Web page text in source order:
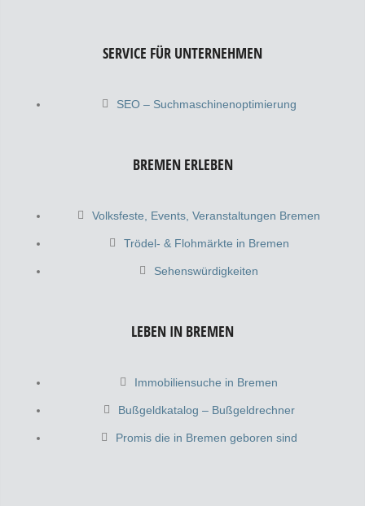
SERVICE FÜR UNTERNEHMEN
SEO – Suchmaschinenoptimierung
BREMEN ERLEBEN
Volksfeste, Events, Veranstaltungen Bremen
Trödel- & Flohmärkte in Bremen
Sehenswürdigkeiten
LEBEN IN BREMEN
Immobiliensuche in Bremen
Bußgeldkatalog – Bußgeldrechner
Promis die in Bremen geboren sind